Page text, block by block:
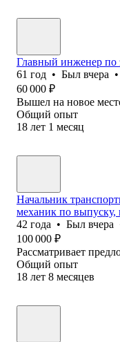
Главный инженер по
61 год • Был вчера •
60 000 ₽
Вышел на новое
Общий опыт
18 лет 1 месяц
Начальник
механик по выпуску,
42 года • Был вчера
100 000 ₽
Рассматривает
Общий опыт
18 лет 8 месяцев